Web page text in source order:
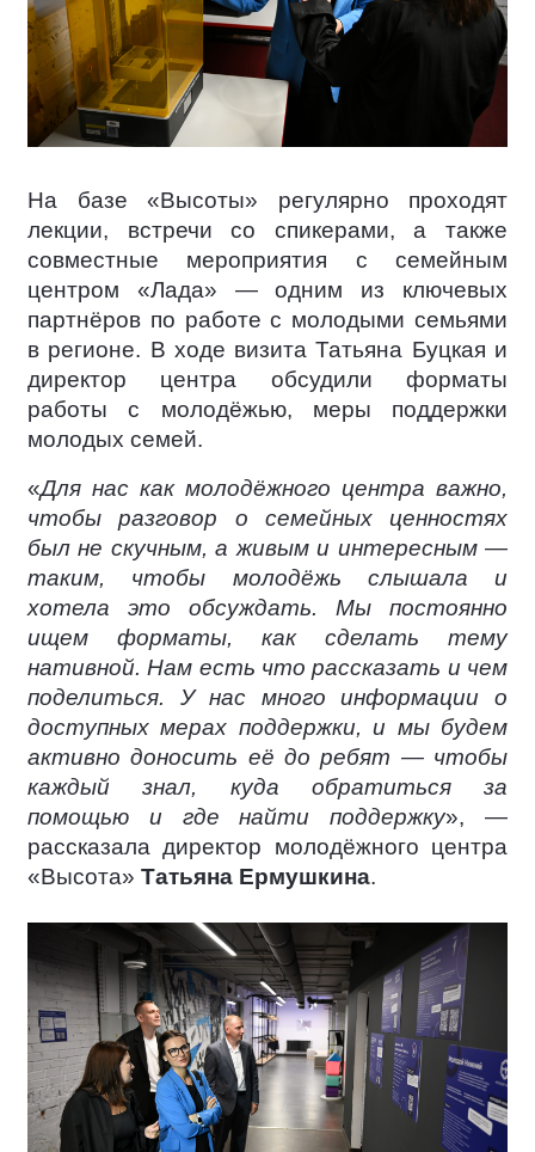
На базе «Высоты» регулярно проходят
лекции, встречи со спикерами, а также
совместные мероприятия с семейным
центром «Лада» — одним из ключевых
партнёров по работе с молодыми семьями
в регионе. В ходе визита Татьяна Буцкая и
директор центра обсудили форматы
работы с молодёжью, меры поддержки
молодых семей.
«Для нас как молодёжного центра важно,
чтобы разговор о семейных ценностях
был не скучным, а живым и интересным —
таким, чтобы молодёжь слышала и
хотела это обсуждать. Мы постоянно
ищем форматы, как сделать тему
нативной. Нам есть что рассказать и чем
поделиться. У нас много информации о
доступных мерах поддержки, и мы будем
активно доносить её до ребят — чтобы
каждый знал, куда обратиться за
помощью и где найти поддержку», —
рассказала директор молодёжного центра
«Высота» Татьяна Ермушкина.